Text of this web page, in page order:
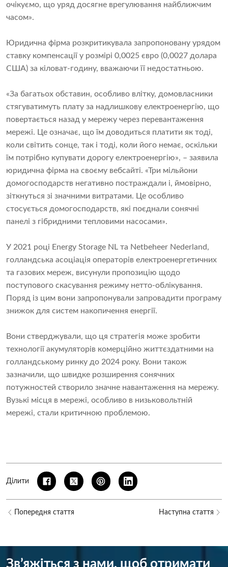
очікуємо, що уряд досягне врегулювання найближчим
часом».
Юридична фірма розкритикувала запропоновану урядом
ставку компенсації у розмірі 0,0025 євро (0,0027 долара
США) за кіловат-годину, вважаючи її недостатньою.
«За багатьох обставин, особливо влітку, домовласники
стягуватимуть плату за надлишкову електроенергію, що
повертається назад у мережу через перевантаження
мережі. Це означає, що їм доводиться платити як тоді,
коли світить сонце, так і тоді, коли його немає, оскільки
їм потрібно купувати дорогу електроенергію», – заявила
юридична фірма на своєму вебсайті. «Три мільйони
домогосподарств негативно постраждали і, ймовірно,
зіткнуться зі значними витратами. Це особливо
стосується домогосподарств, які поєднали сонячні
панелі з гібридними тепловими насосами».
У 2021 році Energy Storage NL та Netbeheer Nederland,
голландська асоціація операторів електроенергетичних
та газових мереж, висунули пропозицію щодо
поступового скасування режиму нетто-облікування.
Поряд із цим вони запропонували запровадити програму
знижок для систем накопичення енергії.
Вони стверджували, що ця стратегія може зробити
технології акумуляторів комерційно життєздатними на
голландському ринку до 2024 року. Вони також
зазначили, що швидке розширення сонячних
потужностей створило значне навантаження на мережу.
Вузькі місця в мережі, особливо в низьковольтній
мережі, стали критичною проблемою.
Ділити
Попередня стаття Наступна стаття
Зв’яжіться з нами, щоб отримати